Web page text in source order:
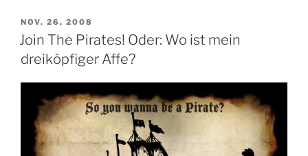
VERÖFFENTLICHT
AM
NOV. 26, 2008
Join The Pirates! Oder: Wo ist mein
dreiköpfiger Affe?